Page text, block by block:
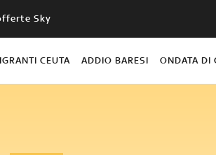
Sky
CEUTA ADDIO BARESI ONDATA DI